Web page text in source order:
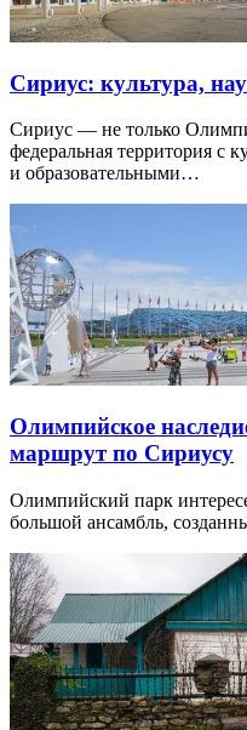
Сириус: культура,
Сириус — не только
федеральная территория с
и образовательными…
Олимпийское
маршрут по Сириусу
Олимпийский парк
большой ансамбль,